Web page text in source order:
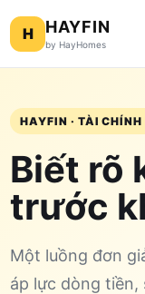
H HAYFIN
by HayHomes
HAYFIN · TÀI
Biết rõ
trước
Một luồng đơn
áp lực dòng tiền,